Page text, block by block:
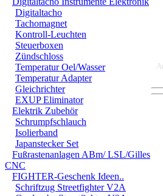
Digitaltacho
Tachomagnet
Kontroll-Leuchten
Steuerboxen
Zündschloss
Temperatur Oel/Wasser
Temperatur Adapter
Gleichrichter
EXUP Eliminator
Elektrik Zubehör
Schrumpfschlauch
Isolierband
Japanstecker Set
Fußrastenanlagen ABm/ LSL/Gilles
CNC
FIGHTER-Geschenk Ideen..
Schriftzug Streetfighter V2A